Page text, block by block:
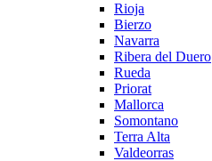
Rioja
Bierzo
Navarra
Ribera del Duero
Rueda
Priorat
Mallorca
Somontano
Terra Alta
Valdeorras